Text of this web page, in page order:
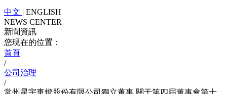
中文 | ENGLISH
NEWS CENTER
新聞資訊
您現在的位置：
首頁
/
公司治理
/
常州星宇車燈股份有限公司獨立董事 關于第四屆董事會第十